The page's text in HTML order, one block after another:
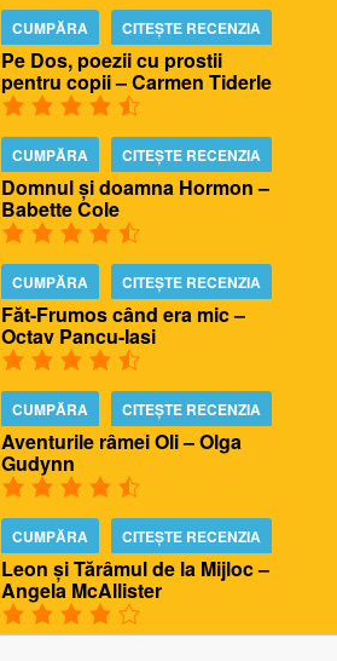
CUMPĂRA CITEȘTE RECENZIA
Pe Dos, poezii cu prostii
pentru copii – Carmen Tiderle
CUMPĂRA CITEȘTE RECENZIA
Domnul și doamna Hormon –
Babette Cole
CUMPĂRA CITEȘTE RECENZIA
Făt-Frumos când era mic –
Octav Pancu-Iasi
CUMPĂRA CITEȘTE RECENZIA
Aventurile râmei Oli – Olga
Gudynn
CUMPĂRA CITEȘTE RECENZIA
Leon și Tărâmul de la Mijloc –
Angela McAllister